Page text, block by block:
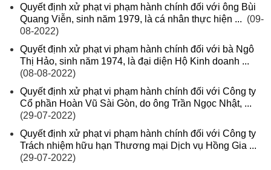
Quyết định xử phạt vi phạm hành chính đối với ông Bùi
Quang Viễn, sinh năm 1979, là cá nhân thực hiện ... (09-
08-2022)
Quyết định xử phạt vi phạm hành chính đối với bà Ngô
Thị Hảo, sinh năm 1974, là đại diện Hộ Kinh doanh ...
(08-08-2022)
Quyết định xử phạt vi phạm hành chính đối với Công ty
Cổ phần Hoàn Vũ Sài Gòn, do ông Trần Ngọc Nhật, ...
(29-07-2022)
Quyết định xử phạt vi phạm hành chính đối với Công ty
Trách nhiệm hữu hạn Thương mại Dịch vụ Hồng Gia ...
(29-07-2022)